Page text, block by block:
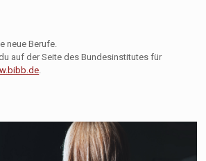
neue Berufe.
auf der Seite des Bundesinstitutes für
.